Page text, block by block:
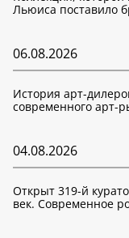
Льюиса поставило
06.08.2026
История арт-
современного арт-
04.08.2026
Открыт 319-й
век. Современное